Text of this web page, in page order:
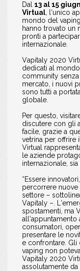
Dal 13 al 15
Virtual , l’unico
mondo del
hanno trovato un
pronti a
internazionale.
Vapitaly 2020
dedicati al
community senza
mercato, i nuovi
sono tutti a
globale.
Per questo,
discutere con gli
facile, grazie a
vetrina per offrire
Virtual
le aziende
internazionale,
“Essere
percorrere nuove
settore –
Vapitaly –.
spostamenti, ma
all’appuntamento
consumatori,
presentare le
e confrontare. Gli
vaping non
Vapitaly 2020
assolutamente da